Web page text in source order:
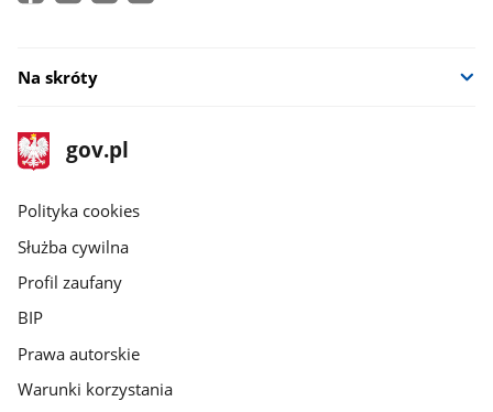
Na skróty
stopka
gov.pl
Strona
gov.pl
gov.pl
Polityka cookies
Służba cywilna
Profil zaufany
BIP
Prawa autorskie
Warunki korzystania